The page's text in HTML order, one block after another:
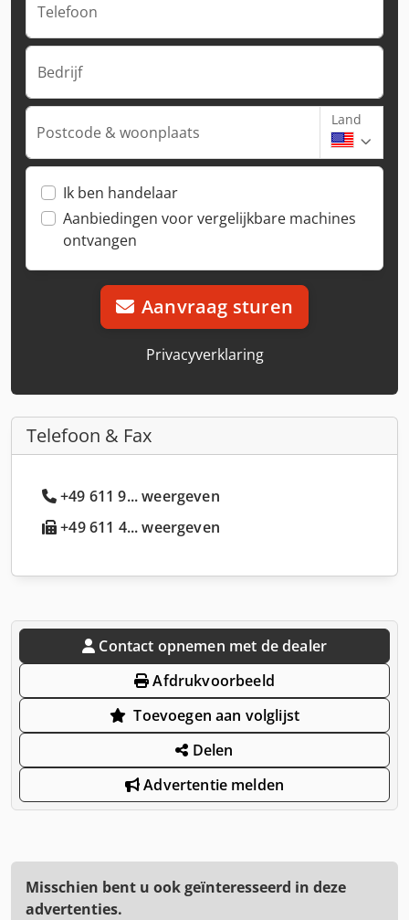
Telefoon
Bedrijf
Postcode & woonplaats
Land
Ik ben handelaar
Aanbiedingen voor vergelijkbare machines
ontvangen
Aanvraag sturen
Privacyverklaring
Telefoon & Fax
+49 611 9... weergeven
+49 611 4... weergeven
Contact opnemen met de dealer
Afdrukvoorbeeld
Toevoegen aan volglijst
Delen
Advertentie melden
Misschien bent u ook geïnteresseerd in deze
advertenties.